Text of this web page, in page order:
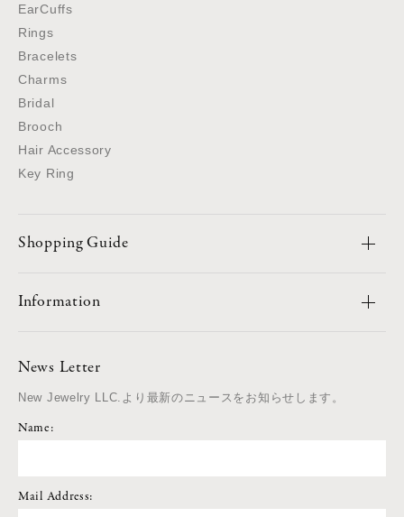
EarCuffs
Rings
Bracelets
Charms
Bridal
Brooch
Hair Accessory
Key Ring
Shopping Guide
Information
News Letter
New Jewelry LLC.より最新のニュースをお知らせします。
Name:
Mail Address: